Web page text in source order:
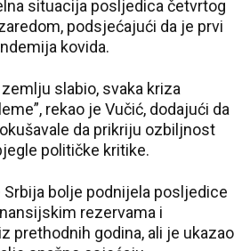
situacija posljedica četvrtog
podsjećajući da je prvi
kovida.
slabio, svaka kriza
rekao je Vučić, dodajući da
da prikriju ozbiljnost
političke kritike.
Srbija bolje podnijela posljedice
rezervama i
prethodnih godina, ali je ukazao